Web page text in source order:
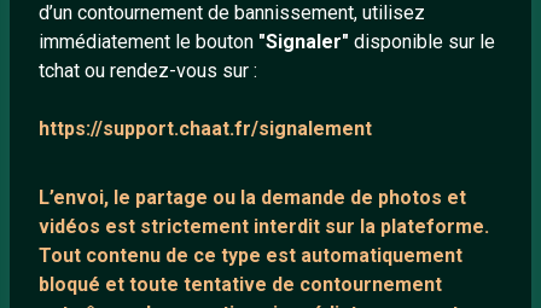
d’un contournement de bannissement, utilisez
immédiatement le bouton "Signaler" disponible sur le
tchat ou rendez-vous sur :
https://support.chaat.fr/signalement
L’envoi, le partage ou la demande de photos et
vidéos est strictement interdit sur la plateforme.
Tout contenu de ce type est automatiquement
bloqué et toute tentative de contournement
À propos
Mentions légales
LIENS UTILES
Blog
Salons de discussion
Communauté